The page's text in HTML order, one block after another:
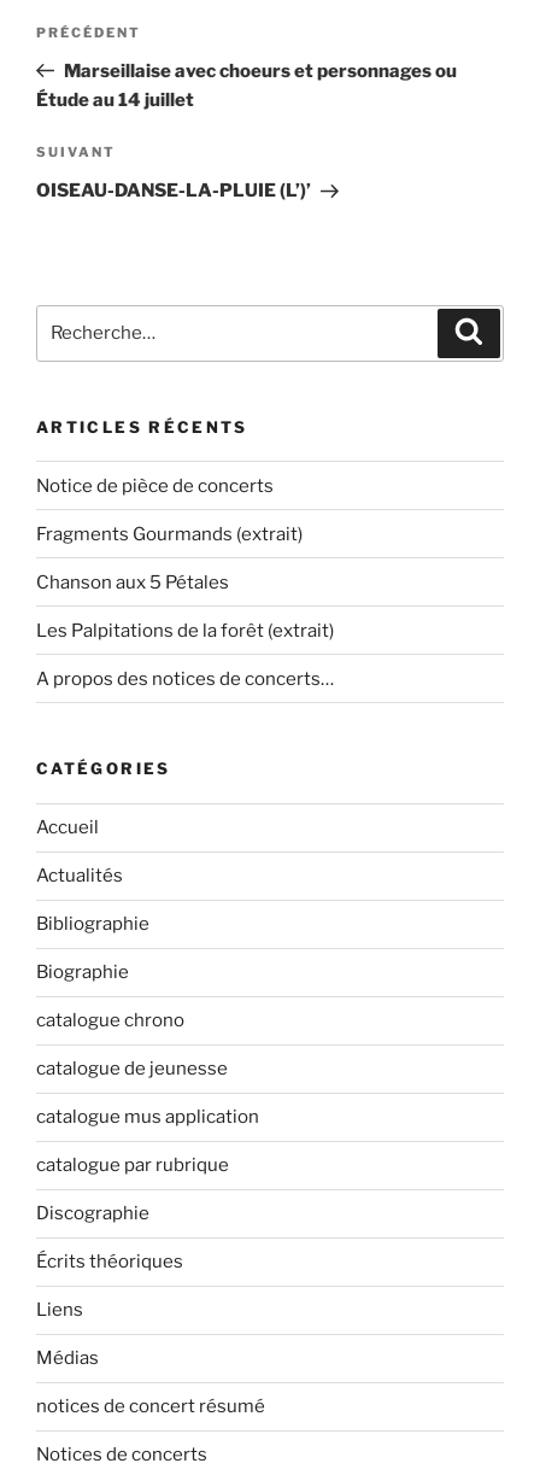
Navigation
l’article
Article
précédent
PRÉCÉDENT
Marseillaise avec choeurs et personnages ou
Étude au 14 juillet
Article
suivant
SUIVANT
OISEAU-DANSE-LA-PLUIE (L’)’
pour
ARTICLES RÉCENTS
Notice de pièce de concerts
Fragments Gourmands (extrait)
Chanson aux 5 Pétales
Les Palpitations de la forêt (extrait)
A propos des notices de concerts…
CATÉGORIES
Accueil
Actualités
Bibliographie
Biographie
catalogue chrono
catalogue de jeunesse
catalogue mus application
catalogue par rubrique
Discographie
Écrits théoriques
Liens
Médias
notices de concert résumé
Notices de concerts